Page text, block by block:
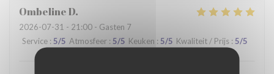
OmbelineD
2026-07-31 - 21:00 - Gasten 7
Service : 5/5 Atmosfeer : 5/5 Keuken : 5/5 Kwaliteit / Prijs : 5/5